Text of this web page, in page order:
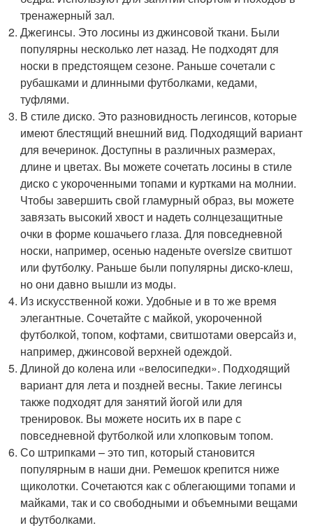
тренажерный зал.
Джегинсы. Это лосины из джинсовой ткани. Были
популярны несколько лет назад. Не подходят для
носки в предстоящем сезоне. Раньше сочетали с
рубашками и длинными футболками, кедами,
туфлями.
В стиле диско. Это разновидность легинсов, которые
имеют блестящий внешний вид. Подходящий вариант
для вечеринок. Доступны в различных размерах,
длине и цветах. Вы можете сочетать лосины в стиле
диско с укороченными топами и куртками на молнии.
Чтобы завершить свой гламурный образ, вы можете
завязать высокий хвост и надеть солнцезащитные
очки в форме кошачьего глаза. Для повседневной
носки, например, осенью наденьте oversize свитшот
или футболку. Раньше были популярны диско-клеш,
но они давно вышли из моды.
Из искусственной кожи. Удобные и в то же время
элегантные. Сочетайте с майкой, укороченной
футболкой, топом, кофтами, свитшотами оверсайз и,
например, джинсовой верхней одеждой.
Длиной до колена или «велосипедки». Подходящий
вариант для лета и поздней весны. Такие легинсы
также подходят для занятий йогой или для
тренировок. Вы можете носить их в паре с
повседневной футболкой или хлопковым топом.
Со штрипками – это тип, который становится
популярным в наши дни. Ремешок крепится ниже
щиколотки. Сочетаются как с облегающими топами и
майками, так и со свободными и объемными вещами
и футболками.